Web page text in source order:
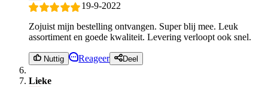
19-9-2022
Zojuist mijn bestelling ontvangen. Super blij mee. Leuk
assortiment en goede kwaliteit. Levering verloopt ook snel.
Nuttig Reageer Deel
Lieke